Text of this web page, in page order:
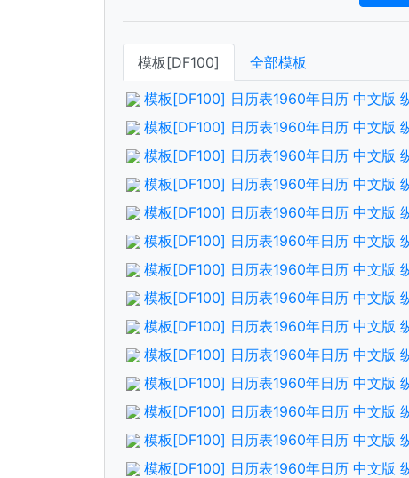
模板[DF100] 全部模板
模板[DF100] 日历表1960年日历 中文版
模板[DF100] 日历表1960年日历 中文版
模板[DF100] 日历表1960年日历 中文版
模板[DF100] 日历表1960年日历 中文版
模板[DF100] 日历表1960年日历 中文版
模板[DF100] 日历表1960年日历 中文版
模板[DF100] 日历表1960年日历 中文版
模板[DF100] 日历表1960年日历 中文版
模板[DF100] 日历表1960年日历 中文版
模板[DF100] 日历表1960年日历 中文版
模板[DF100] 日历表1960年日历 中文版
模板[DF100] 日历表1960年日历 中文版
模板[DF100] 日历表1960年日历 中文版
模板[DF100] 日历表1960年日历 中文版